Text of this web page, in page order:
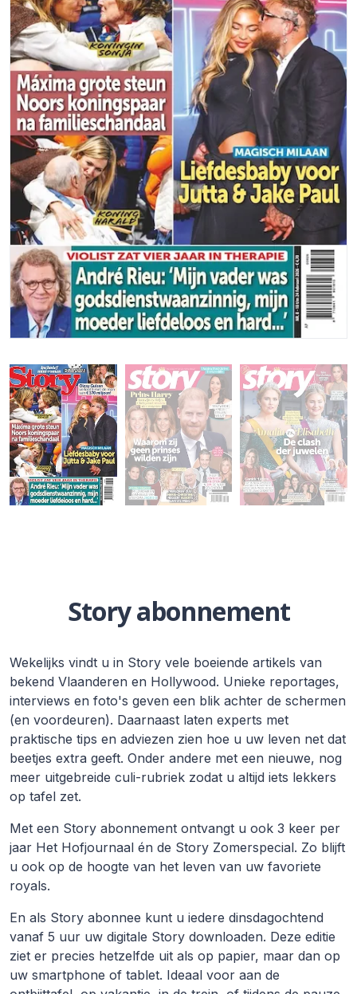
Story abonnement
Wekelijks vindt u in Story vele boeiende artikels van
bekend Vlaanderen en Hollywood. Unieke reportages,
interviews en foto's geven een blik achter de schermen
(en voordeuren). Daarnaast laten experts met
praktische tips en adviezen zien hoe u uw leven net dat
beetjes extra geeft. Onder andere met een nieuwe, nog
meer uitgebreide culi-rubriek zodat u altijd iets lekkers
op tafel zet.
Met een Story abonnement ontvangt u ook 3 keer per
jaar Het Hofjournaal én de Story Zomerspecial. Zo blijft
u ook op de hoogte van het leven van uw favoriete
royals.
En als Story abonnee kunt u iedere dinsdagochtend
vanaf 5 uur uw digitale Story downloaden. Deze editie
ziet er precies hetzelfde uit als op papier, maar dan op
uw smartphone of tablet. Ideaal voor aan de